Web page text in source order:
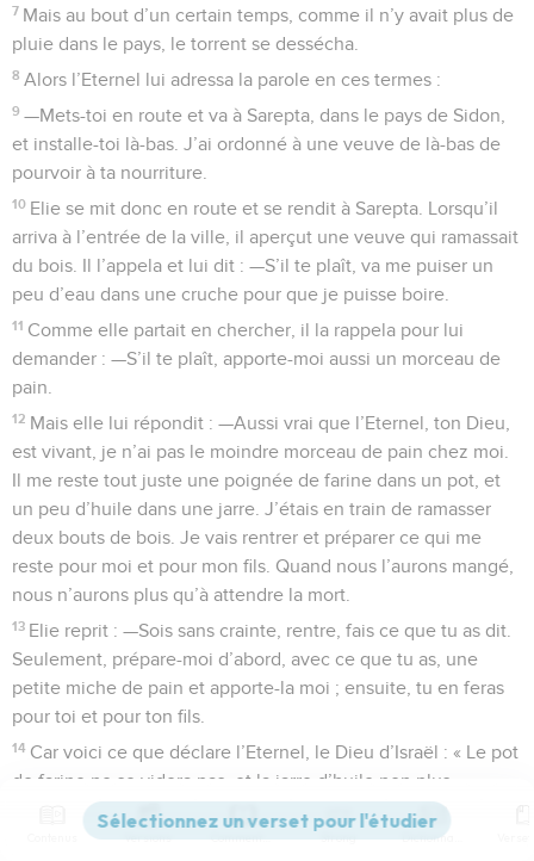
7 Mais au bout d’un certain temps, comme il n’y avait plus de
pluie dans le pays, le torrent se dessécha.
8 Alors l’Eternel lui adressa la parole en ces termes :
9 —Mets-toi en route et va à Sarepta, dans le pays de Sidon,
et installe-toi là-bas. J’ai ordonné à une veuve de là-bas de
pourvoir à ta nourriture.
10 Elie se mit donc en route et se rendit à Sarepta. Lorsqu’il
arriva à l’entrée de la ville, il aperçut une veuve qui ramassait
du bois. Il l’appela et lui dit : —S’il te plaît, va me puiser un
peu d’eau dans une cruche pour que je puisse boire.
11 Comme elle partait en chercher, il la rappela pour lui
demander : —S’il te plaît, apporte-moi aussi un morceau de
pain.
12 Mais elle lui répondit : —Aussi vrai que l’Eternel, ton Dieu,
est vivant, je n’ai pas le moindre morceau de pain chez moi.
Il me reste tout juste une poignée de farine dans un pot, et
un peu d’huile dans une jarre. J’étais en train de ramasser
deux bouts de bois. Je vais rentrer et préparer ce qui me
reste pour moi et pour mon fils. Quand nous l’aurons mangé,
nous n’aurons plus qu’à attendre la mort.
13 Elie reprit : —Sois sans crainte, rentre, fais ce que tu as dit.
Seulement, prépare-moi d’abord, avec ce que tu as, une
petite miche de pain et apporte-la moi ; ensuite, tu en feras
pour toi et pour ton fils.
14 Car voici ce que déclare l’Eternel, le Dieu d’Israël : « Le pot
de farine ne se videra pas, et la jarre d’huile non plus,
jusqu’au jour où l’Eternel fera pleuvoir sur le pays. »
La femme partit et fit ce qu’Elie lui avait demandé.
Versions Commentaires Strong